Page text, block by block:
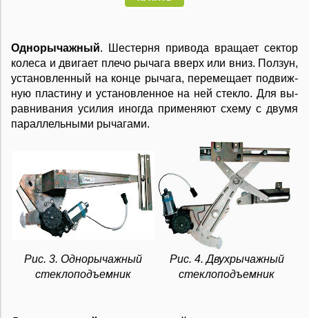
Од­но­ры­чаж­ный. Ше­с­тер­ня при­во­да вра­ща­ет се­к­тор
ко­ле­са и дви­га­ет пле­чо ры­ча­га вверх или вниз. Пол­зун,
ус­та­но­в­лен­ный на кон­це ры­ча­га, пе­ре­ме­ща­ет под­виж­
ную пла­сти­ну и ус­та­но­в­лен­ное на ней сте­к­ло. Для вы­
рав­ни­ва­ния уси­лия ино­гда при­ме­ня­ют схе­му с дву­мя
па­рал­лель­ны­ми ры­ча­га­ми.
Рис. 3. Однорычажный
стеклоподъемник
Рис. 4. Двухрычажный
стеклоподъемник